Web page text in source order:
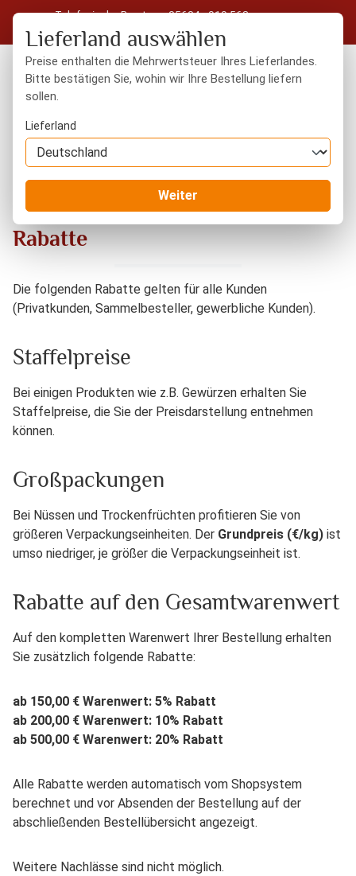
Zum Hauptinhalt springen
Telefonische Beratung: 05604 - 919 563
Kostenloser Versand in Deutschland ab 50 € Warenwert
Rabatte
Die folgenden Rabatte gelten für alle Kunden
(Privatkunden, Sammelbesteller, gewerbliche Kunden).
Staffelpreise
Bei einigen Produkten wie z.B. Gewürzen erhalten Sie
Staffelpreise, die Sie der Preisdarstellung entnehmen
können.
Großpackungen
Bei Nüssen und Trockenfrüchten profitieren Sie von
größeren Verpackungseinheiten. Der Grundpreis (€/kg) ist
umso niedriger, je größer die Verpackungseinheit ist.
Rabatte auf den Gesamtwarenwert
Auf den kompletten Warenwert Ihrer Bestellung erhalten
Sie zusätzlich folgende Rabatte:
ab 150,00 € Warenwert: 5% Rabatt
ab 200,00 € Warenwert: 10% Rabatt
ab 500,00 € Warenwert: 20% Rabatt
Alle Rabatte werden automatisch vom Shopsystem
berechnet und vor Absenden der Bestellung auf der
abschließenden Bestellübersicht angezeigt.
Weitere Nachlässe sind nicht möglich.
Lieferland auswählen
Preise enthalten die Mehrwertsteuer Ihres Lieferlandes.
Bitte bestätigen Sie, wohin wir Ihre Bestellung liefern
sollen.
Lieferland
Weiter